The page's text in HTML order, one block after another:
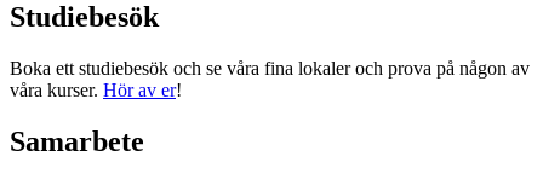
Studiebesök
Boka ett studiebesök och se våra fina lokaler och prova på någon av
våra kurser. Hör av er!
Samarbete